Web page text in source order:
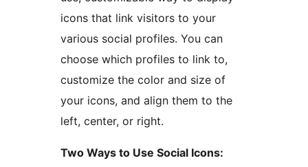
icons that link visitors to your
various social profiles. You can
choose which profiles to link to,
customize the color and size of
your icons, and align them to the
left, center, or right.
Two Ways to Use Social Icons: